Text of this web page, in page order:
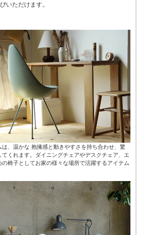
いただけます。
、温かな 抱擁感と動きやすさを持ち合わせ、驚
てくれます。ダイニングチェアやデスクチェア、エ
椅子としてお家の様々な場所で活躍するアイテム